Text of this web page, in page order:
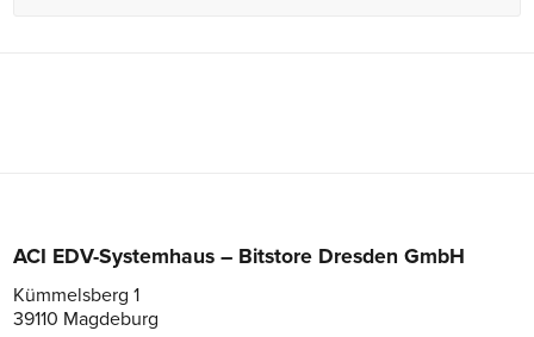
ACI EDV-Systemhaus – Bitstore Dresden GmbH
Kümmelsberg 1
39110 Magdeburg